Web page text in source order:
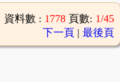
資料數 : 1778 頁數: 1/45
下一頁 | 最後頁